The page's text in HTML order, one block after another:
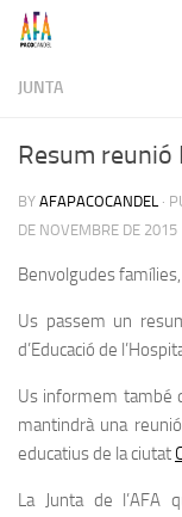
Skip to content
JUNTA
Resum reunió
BY AFAPACOCANDEL ·
DE NOVEMBRE DE 2015
Benvolgudes famílies,
Us passem un
d’Educació de
Us informem també
mantindrà una
educatius de la ciutat
La Junta de l’AFA